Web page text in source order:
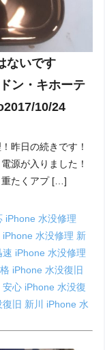
ないです
ン・キホーテ
10/24
昨日の続きです！
源が入りました！
重たくアプ […]
iPhone 水没修理
iPhone 水没修理 新
速 iPhone 水没修理
iPhone 水没復旧
安心 iPhone 水没復
旧 新川 iPhone 水